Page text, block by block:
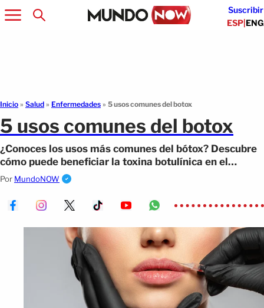
Suscribir
ESP|ENG
Inicio » Salud » Enfermedades » 5 usos comunes del botox
5 usos comunes del botox
¿Conoces los usos más comunes del bótox? Descubre
cómo puede beneficiar la toxina botulínica en el
tratamiento de las enfermedades.
Por MundoNOW